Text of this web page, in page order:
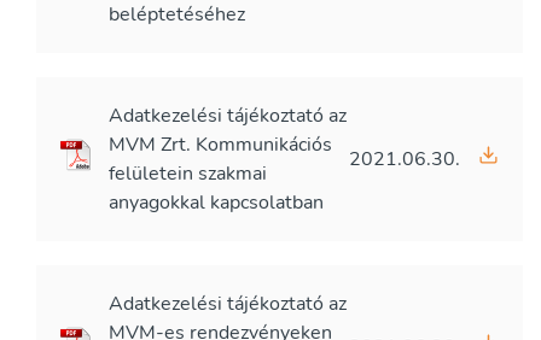
beléptetéséhez
Adatkezelési tájékoztató az
MVM Zrt. Kommunikációs
felületein szakmai
anyagokkal kapcsolatban
2021.06.30.
Adatkezelési tájékoztató az
MVM-es rendezvényeken